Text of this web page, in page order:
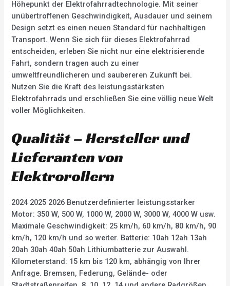
Höhepunkt der Elektrofahrradtechnologie. Mit seiner
unübertroffenen Geschwindigkeit, Ausdauer und seinem
Design setzt es einen neuen Standard für nachhaltigen
Transport. Wenn Sie sich für dieses Elektrofahrrad
entscheiden, erleben Sie nicht nur eine elektrisierende
Fahrt, sondern tragen auch zu einer
umweltfreundlicheren und saubereren Zukunft bei.
Nutzen Sie die Kraft des leistungsstärksten
Elektrofahrrads und erschließen Sie eine völlig neue Welt
voller Möglichkeiten.
Qualität – Hersteller und
Lieferanten von
Elektrorollern
2024 2025 2026 Benutzerdefinierter leistungsstarker
Motor: 350 W, 500 W, 1000 W, 2000 W, 3000 W, 4000 W usw.
Maximale Geschwindigkeit: 25 km/h, 60 km/h, 80 km/h, 90
km/h, 120 km/h und so weiter. Batterie: 10ah 12ah 13ah
20ah 30ah 40ah 50ah Lithiumbatterie zur Auswahl.
Kilometerstand: 15 km bis 120 km, abhängig von Ihrer
Anfrage. Bremsen, Federung, Gelände- oder